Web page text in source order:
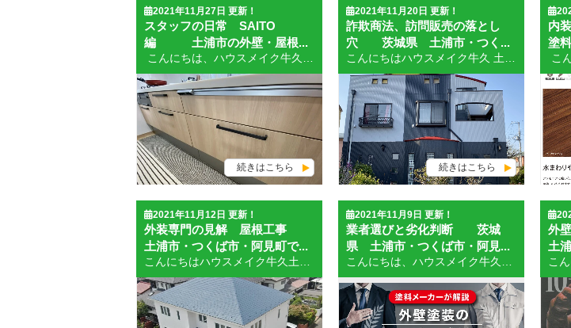
2021年11月27日 更新！
スタッフの日常 SAITO
編 土浦市の外壁・屋根...
続きはこちら
2021年11月20日 更新！
詐欺商法、訪問販売の落とし
穴 茨城県 土浦市・つく...
続きはこちら
内
塗
2021年11月12日 更新！
外装専門の見解 屋根工事
土浦市・つくば市・阿見町で...
2021年11月9日 更新！
業者選びと劣化判断 茨城
県 土浦市・つくば市・阿見...
外
土